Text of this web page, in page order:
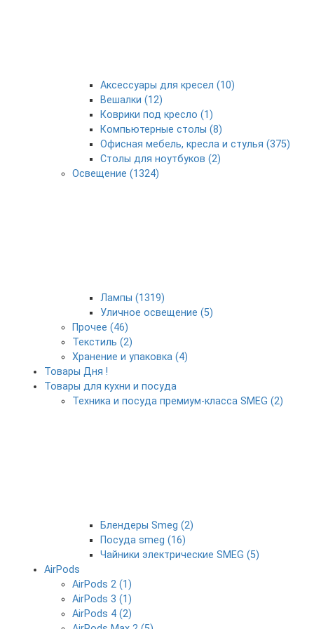
Аксессуары для кресел (10)
Вешалки (12)
Коврики под кресло (1)
Компьютерные столы (8)
Офисная мебель, кресла и стулья (375)
Столы для ноутбуков (2)
Освещение (1324)
Лампы (1319)
Уличное освещение (5)
Прочее (46)
Текстиль (2)
Хранение и упаковка (4)
Товары Дня !
Товары для кухни и посуда
Техника и посуда премиум-класса SMEG (2)
Блендеры Smeg (2)
Посуда smeg (16)
Чайники электрические SMEG (5)
AirPods
AirPods 2 (1)
AirPods 3 (1)
AirPods 4 (2)